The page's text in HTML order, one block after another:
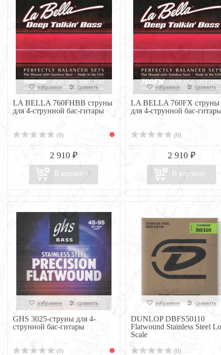
избранное сравнить
LA BELLA 760FHBB струны
для 4-струнной бас-гитары
(0)
2 910 ₽
В корзину
избранное сравнить
LA BELLA 760FX струны
для 4-струнной бас-
(0)
2 910 ₽
В корзину
избранное сравнить
GHS 3025-струны для 4-
струнной бас-гитары
(0)
избранное сравнить
DUNLOP DBFS50110
Flatwound Stainless Steel
Scale
(0)